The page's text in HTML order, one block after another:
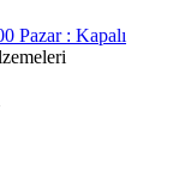
Pazar : Kapalı